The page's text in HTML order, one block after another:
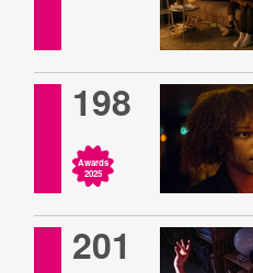
198
Awards
2025
201